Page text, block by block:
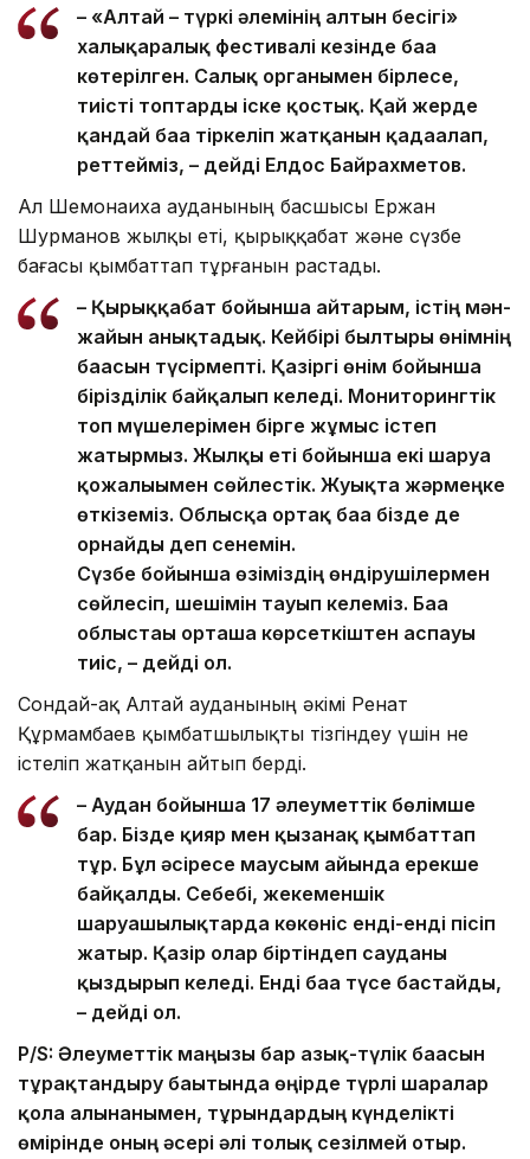
– «Алтай – түркі әлемінің алтын бесігі»
халықаралық фестивалі кезінде баға
көтерілген. Салық органымен бірлесе,
тиісті топтарды іске қостық. Қай жерде
қандай баға тіркеліп жатқанын қадағалап,
реттейміз, – дейді Елдос Байрахметов.
Ал Шемонаиха ауданының басшысы Ержан
Шурманов жылқы еті, қырыққабат және сүзбе
бағасы қымбаттап тұрғанын растады.
– Қырыққабат бойынша айтарым, істің мән-
жайын анықтадық. Кейбірі былтырғы өнімнің
бағасын түсірмепті. Қазіргі өнім бойынша
бірізділік байқалып келеді. Мониторингтік
топ мүшелерімен бірге жұмыс істеп
жатырмыз. Жылқы еті бойынша екі шаруа
қожалығымен сөйлестік. Жуықта жәрмеңке
өткіземіз. Облысқа ортақ баға бізде де
орнайды деп сенемін.
Сүзбе бойынша өзіміздің өндірушілермен
сөйлесіп, шешімін тауып келеміз. Баға
облыстағы орташа көрсеткіштен аспауы
тиіс, – дейді ол.
Сондай-ақ Алтай ауданының әкімі Ренат
Құрмамбаев қымбатшылықты тізгіндеу үшін не
істеліп жатқанын айтып берді.
– Аудан бойынша 17 әлеуметтік бөлімше
бар. Бізде қияр мен қызанақ қымбаттап
тұр. Бұл әсіресе маусым айында ерекше
байқалды. Себебі, жекеменшік
шаруашылықтарда көкөніс енді-енді пісіп
жатыр. Қазір олар біртіндеп сауданы
қыздырып келеді. Енді баға түсе бастайды,
– дейді ол.
P/S: Әлеуметтік маңызы бар азық-түлік бағасын
тұрақтандыру бағытында өңірде түрлі шаралар
қолға алынғанымен, тұрғындардың күнделікті
өмірінде оның әсері әлі толық сезілмей отыр.